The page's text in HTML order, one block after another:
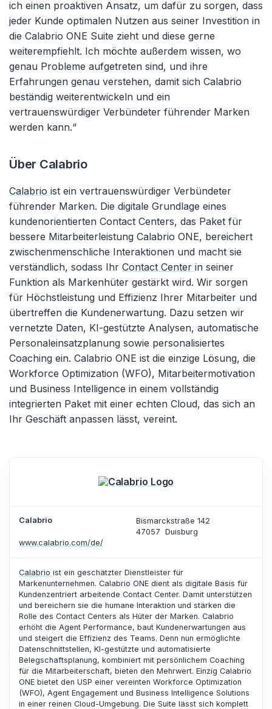
ich einen proaktiven Ansatz, um dafür zu sorgen, dass
jeder Kunde optimalen Nutzen aus seiner Investition in
die Calabrio ONE Suite zieht und diese gerne
weiterempfiehlt. Ich möchte außerdem wissen, wo
genau Probleme aufgetreten sind, und ihre
Erfahrungen genau verstehen, damit sich Calabrio
beständig weiterentwickeln und ein
vertrauenswürdiger Verbündeter führender Marken
werden kann.“
Über Calabrio
Calabrio ist ein vertrauenswürdiger Verbündeter
führender Marken. Die digitale Grundlage eines
kundenorientierten Contact Centers, das Paket für
bessere Mitarbeiterleistung Calabrio ONE, bereichert
zwischenmenschliche Interaktionen und macht sie
verständlich, sodass Ihr Contact Center in seiner
Funktion als Markenhüter gestärkt wird. Wir sorgen
für Höchstleistung und Effizienz Ihrer Mitarbeiter und
übertreffen die Kundenerwartung. Dazu setzen wir
vernetzte Daten, KI-gestützte Analysen, automatische
Personaleinsatzplanung sowie personalisiertes
Coaching ein. Calabrio ONE ist die einzige Lösung, die
Workforce Optimization (WFO), Mitarbeitermotivation
und Business Intelligence in einem vollständig
integrierten Paket mit einer echten Cloud, das sich an
Ihr Geschäft anpassen lässt, vereint.
Calabrio
Bismarckstraße 142
47057 Duisburg
www.calabrio.com/de/
Calabrio ist ein geschätzter Dienstleister für
Markenunternehmen. Calabrio ONE dient als digitale Basis für
Kundenzentriert arbeitende Contact Center. Damit unterstützen
und bereichern sie die humane Interaktion und stärken die
Rolle des Contact Centers als Hüter der Marken. Calabrio
erhöht die Agent Performance, baut Kundenerwartungen aus
und steigert die Effizienz des Teams. Denn nun ermöglichte
Datenschnittstellen, KI-gestützte und automatisierte
Belegschaftsplanung, kombiniert mit persönlichem Coaching
für die Mitarbeiterschaft, bieten den Mehrwert. Einzig Calabrio
ONE bietet den USP einer vereinten Workforce Optimization
(WFO), Agent Engagement und Business Intelligence Solutions
in einer reinen Cloud-Umgebung. Die Suite lässt sich komplett